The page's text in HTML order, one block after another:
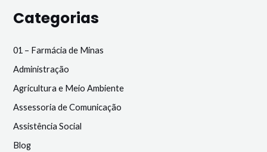
Categorias
01 – Farmácia de Minas
Administração
Agricultura e Meio Ambiente
Assessoria de Comunicação
Assistência Social
Blog